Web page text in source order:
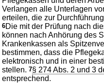
Verlangen alle Unterlagen
erteilen, die zur
6Die mit der Prüfung nach
können nach Anhörung des
Krankenkassen als
bestimmen, dass die
elektronisch und in einer
stellen.7§ 274 Abs. 2 und 3
entsprechend.